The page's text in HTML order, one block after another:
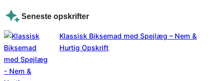
Seneste opskrifter
Klassisk Biksemad med Spejlæg – Nem &
Hurtig Opskrift